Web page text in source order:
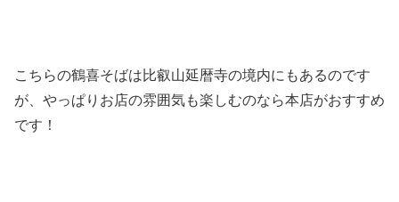
こちらの鶴喜そばは比叡山延暦寺の境内にもあるのです
が、やっぱりお店の雰囲気も楽しむのなら本店がおすすめ
です！